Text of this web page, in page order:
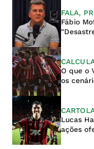
FALA,
Fábio
O que o
os
Lucas
ações